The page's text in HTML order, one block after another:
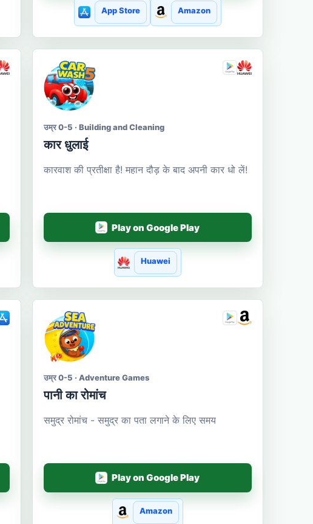
App Store Amazon
उम्र 0-5 · Building and Cleaning
कार धुलाई
कारवाश की प्रतीक्षा है! महान दौड़ के बाद अपनी कार धो लें!
Play on Google Play
Huawei
उम्र 0-5 · Adventure Games
पानी का रोमांच
समुद्र रोमांच - समुद्र का पता लगाने के लिए समय
Play on Google Play
Amazon